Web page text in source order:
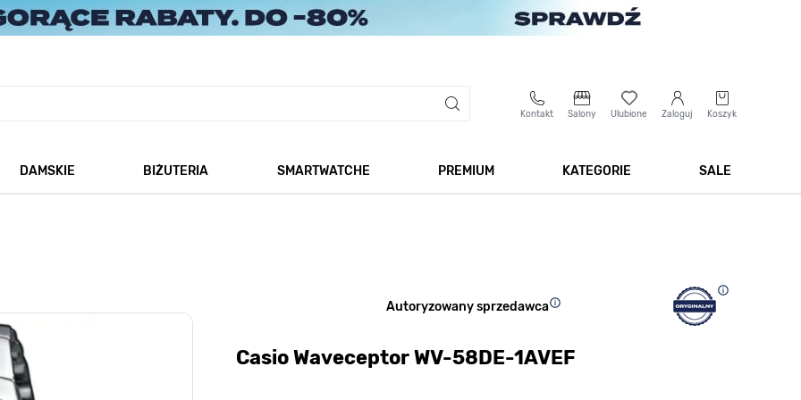
Kontakt Salony Ulubione Zaloguj Koszyk
DAMSKIE
BIŻUTERIA
SMARTWATCHE
PREMIUM
KATEGORIE
SALE
Autoryzowany sprzedawca
Casio Waveceptor WV-58DE-1AVEF